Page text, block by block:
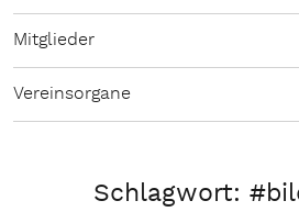
Mitglieder
Vereinsorgane
Schlagwort: